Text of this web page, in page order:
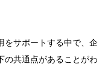
をサポートする中で、企
の共通点があることがわ